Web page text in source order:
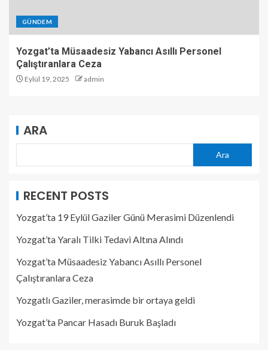
GÜNDEM
Yozgat’ta Müsaadesiz Yabancı Asıllı Personel
Çalıştıranlara Ceza
Eylül 19, 2025 admin
ARA
Ara
RECENT POSTS
Yozgat’ta 19 Eylül Gaziler Günü Merasimi Düzenlendi
Yozgat’ta Yaralı Tilki Tedavi Altına Alındı
Yozgat’ta Müsaadesiz Yabancı Asıllı Personel
Çalıştıranlara Ceza
Yozgatlı Gaziler, merasimde bir ortaya geldi
Yozgat’ta Pancar Hasadı Buruk Başladı